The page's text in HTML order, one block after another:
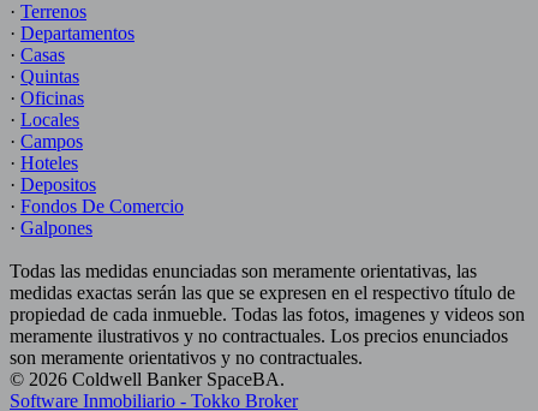
· Terrenos
· Departamentos
· Casas
· Quintas
· Oficinas
· Locales
· Campos
· Hoteles
· Depositos
· Fondos De Comercio
· Galpones
Todas las medidas enunciadas son meramente orientativas, las
medidas exactas serán las que se expresen en el respectivo título de
propiedad de cada inmueble. Todas las fotos, imagenes y videos son
meramente ilustrativos y no contractuales. Los precios enunciados
son meramente orientativos y no contractuales.
© 2026 Coldwell Banker SpaceBA.
Software Inmobiliario - Tokko Broker